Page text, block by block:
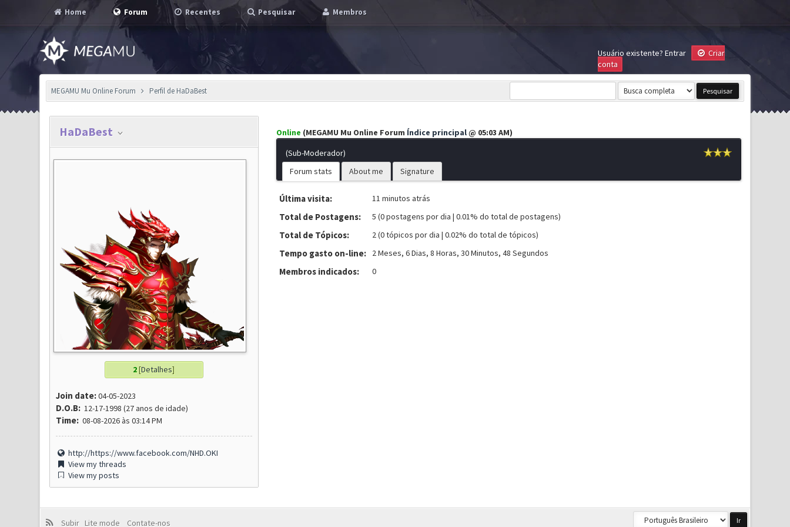
Home Forum Recentes Pesquisar Membros
Usuário existente? Entrar
Criar
conta
MEGAMU Mu Online Forum Perfil de HaDaBest
HaDaBest
2[Detalhes]
Join date:04-05-2023
D.O.B:12-17-1998 (27 anos de idade)
Time:08-08-2026 às 03:14 PM
http://https://www.facebook.com/NHD.OKI
View my threads
View my posts
Online (MEGAMU Mu Online Forum Índice principal@ 05:03 AM)
(Sub-Moderador)
Forum stats
About me Signature
Última visita: 11 minutos atrás
Total de Postagens: 5 (0 postagens por dia | 0.01% do total de postagens)
Total de Tópicos: 2 (0 tópicos por dia | 0.02% do total de tópicos)
Tempo gasto on-line: 2 Meses, 6 Dias, 8 Horas, 30 Minutos, 48 Segundos
Membros indicados: 0
Subir Lite mode Contate-nos